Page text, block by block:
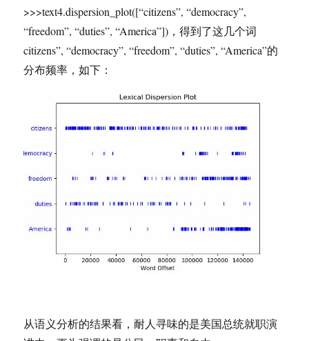
>>>text4.dispersion_plot([“citizens”, “democracy”,
“freedom”, “duties”, “America”])，得到了这几个词
citizens”, “democracy”, “freedom”, “duties”, “America”的
分布频率，如下：
从语义分析的结果看，耐人寻味的是美国总统就职演